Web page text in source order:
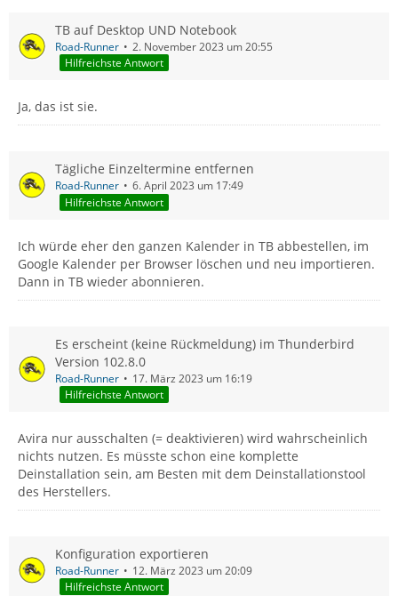
TB auf Desktop UND Notebook
Road-Runner
2. November 2023 um 20:55
Hilfreichste Antwort
Ja, das ist sie.
Tägliche Einzeltermine entfernen
Road-Runner
6. April 2023 um 17:49
Hilfreichste Antwort
Ich würde eher den ganzen Kalender in TB abbestellen, im
Google Kalender per Browser löschen und neu importieren.
Dann in TB wieder abonnieren.
Es erscheint (keine Rückmeldung) im Thunderbird
Version 102.8.0
Road-Runner
17. März 2023 um 16:19
Hilfreichste Antwort
Avira nur ausschalten (= deaktivieren) wird wahrscheinlich
nichts nutzen. Es müsste schon eine komplette
Deinstallation sein, am Besten mit dem Deinstallationstool
des Herstellers.
Konfiguration exportieren
Road-Runner
12. März 2023 um 20:09
Hilfreichste Antwort